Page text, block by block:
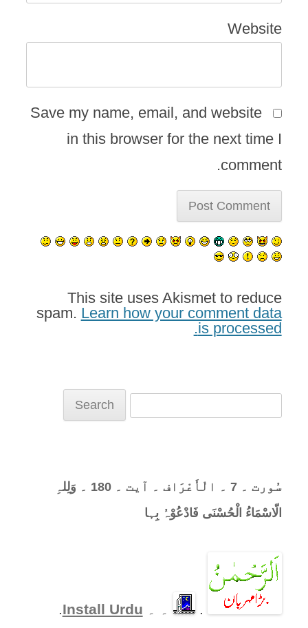
Website
Save my name, email, and website
in this browser for the next time I
comment.
This site uses Akismet to reduce
spam. Learn how your comment data
is processed.
سُورت ۔ 7 ۔ الْأَعْرَاف ۔ آیت ۔ 180 ۔ وَلِلہِ
الّاسْمَاءُ الْحُسْنَی فَادْعُوْہُ بِہا
. ۔ ۔ Install Urdu
.